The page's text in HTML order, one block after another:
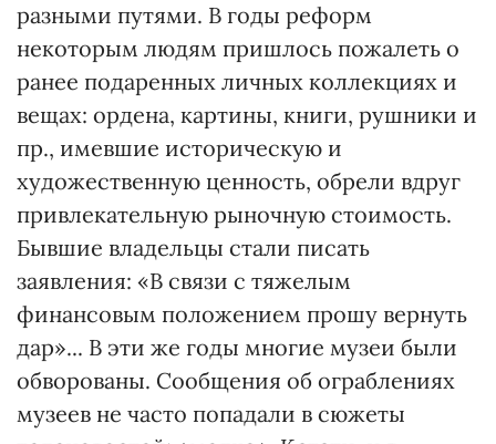
разными путями. В годы реформ
некоторым людям пришлось пожалеть о
ранее подаренных личных коллекциях и
вещах: ордена, картины, книги, рушники и
пр., имевшие историческую и
художественную ценность, обрели вдруг
привлекательную рыночную стоимость.
Бывшие владельцы стали писать
заявления: «В связи с тяжелым
финансовым положением прошу вернуть
дар»... В эти же годы многие музеи были
обворованы. Сообщения об ограблениях
музеев не часто попадали в сюжеты